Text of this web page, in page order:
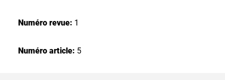
Numéro revue: 1
Numéro article: 5